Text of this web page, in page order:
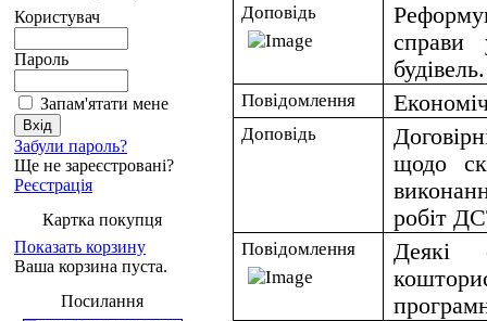
Користувач
Пароль
Запам'ятати мене
Забули пароль?
Ще не зареєстровані?
Реєстрація
Картка покупця
Показать корзину
Ваша корзина пуста.
Посилання
Доповідь
справи
будівель.
Повідомлення
Доповідь
щодо
робіт
Повідомлення
Деякі